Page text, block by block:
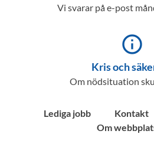
Vi svarar på e-post
info_outline
Kris och
Om nödsituation
Lediga jobb Kontakt
Om